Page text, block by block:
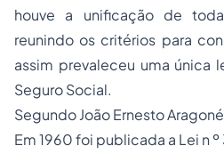
houve a unificação de
reunindo os critérios para
assim prevaleceu uma única
SeguroSocial.
Segundo João Ernesto
Em 1960 foi publicada a Lei n